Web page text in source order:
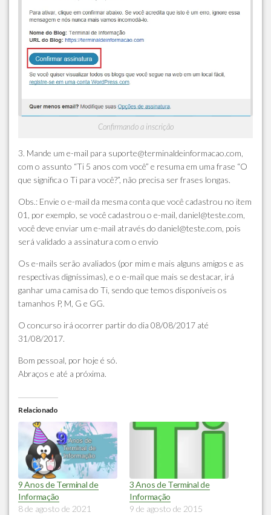
Confirmando a inscrição
3. Mande um e-mail para suporte@terminaldeinformacao.com,
com o assunto “Ti 5 anos com você” e resuma em uma frase “O
que significa o Ti para você?”, não precisa ser frases longas.
Obs.: Envie o e-mail da mesma conta que você cadastrou no item
01, por exemplo, se você cadastrou o e-mail, daniel@teste.com,
você deve enviar um e-mail através do daniel@teste.com, pois
será validado a assinatura com o envio
Os e-mails serão avaliados (por mim e mais alguns amigos e as
respectivas digníssimas), e o e-mail que mais se destacar, irá
ganhar uma camisa do Ti, sendo que temos disponíveis os
tamanhos P, M, G e GG.
O concurso irá ocorrer partir do dia 08/08/2017 até
31/08/2017.
Bom pessoal, por hoje é só.
Abraços e até a próxima.
Relacionado
9 Anos de Terminal de
Informação
8 de agosto de 2021
3 Anos de Terminal de
Informação
9 de agosto de 2015